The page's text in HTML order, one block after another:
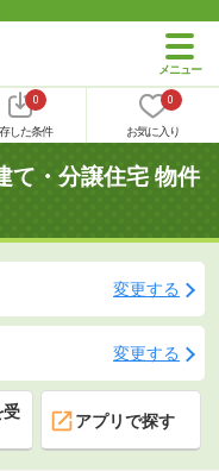
0
した条件
0
お気に入り
て・分譲住宅 物件
変更する
変更する
受
アプリで探す